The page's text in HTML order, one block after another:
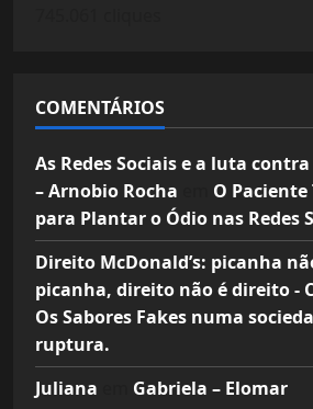
COMENTÁRIOS
As Redes Sociais e a luta contra
– Arnobio Rocha
O
para Plantar o Ódio nas Redes
Direito McDonald’s: picanha
picanha, direito não é direito -
Os Sabores Fakes numa
ruptura.
Juliana
Gabriela – Elomar